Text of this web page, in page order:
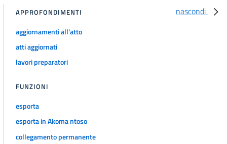
nascondi
APPROFONDIMENTI
aggiornamenti all'atto
atti aggiornati
lavori preparatori
FUNZIONI
esporta
esporta in Akoma ntoso
collegamento permanente